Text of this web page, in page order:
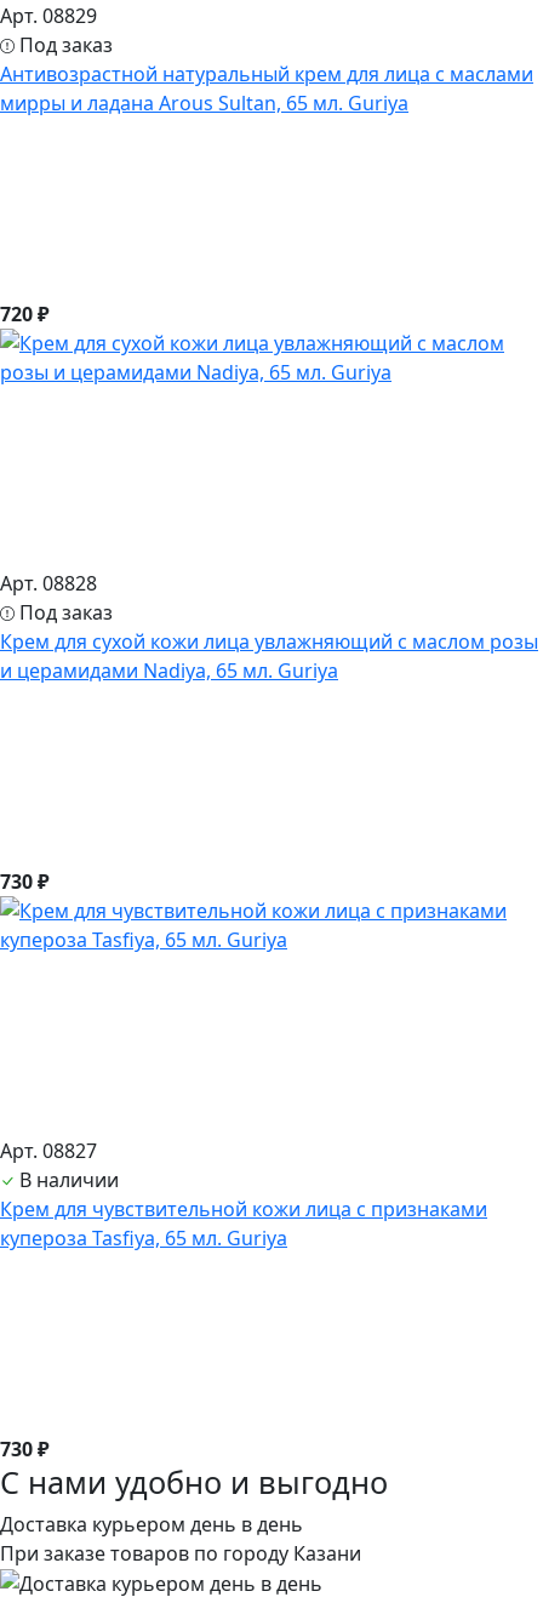
Арт. 08829
Под заказ
Антивозрастной натуральный крем для лица с маслами
мирры и ладана Arous Sultan, 65 мл. Guriya
720 ₽
Арт. 08828
Под заказ
Крем для сухой кожи лица увлажняющий с маслом розы
и церамидами Nadiya, 65 мл. Guriya
730 ₽
Арт. 08827
В наличии
Крем для чувствительной кожи лица с признаками
купероза Tasfiya, 65 мл. Guriya
730 ₽
С нами удобно и выгодно
Доставка курьером день в день
При заказе товаров по городу Казани